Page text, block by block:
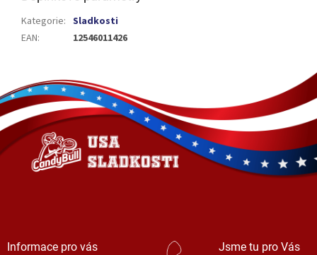
Kategorie: Sladkosti
EAN: 12546011426
á
p
a
í
Informace pro vás Jsme tu pro Vás